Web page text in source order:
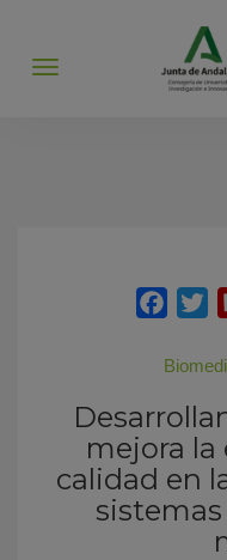
Abrir
mejora la
calidad en